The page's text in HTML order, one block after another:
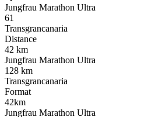
Jungfrau Marathon Ultra
61
Transgrancanaria
Distance
42 km
Jungfrau Marathon Ultra
128 km
Transgrancanaria
Format
42km
Jungfrau Marathon Ultra